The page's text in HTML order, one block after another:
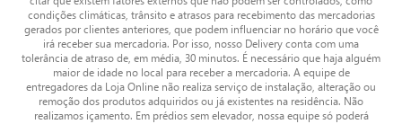
condições climáticas, trânsito e atrasos para recebimento das mercadorias
gerados por clientes anteriores, que podem influenciar no horário que você
irá receber sua mercadoria. Por isso, nosso Delivery conta com uma
tolerância de atraso de, em média, 30 minutos. É necessário que haja alguém
maior de idade no local para receber a mercadoria. A equipe de
entregadores da Loja Online não realiza serviço de instalação, alteração ou
remoção dos produtos adquiridos ou já existentes na residência. Não
realizamos içamento. Em prédios sem elevador, nossa equipe só poderá